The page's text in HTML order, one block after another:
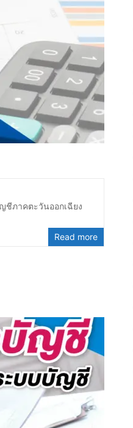
ชีภาคตะวันออกเฉียง
Read more